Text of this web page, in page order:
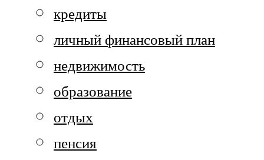
кредиты
личный финансовый план
недвижимость
образование
отдых
пенсия